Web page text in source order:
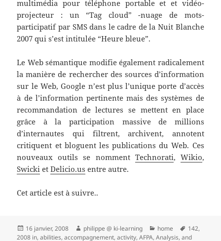
multimédia pour téléphone portable et et vidéo-
projecteur : un “Tag cloud” -nuage de mots-
participatif par SMS dans le cadre de la Nuit Blanche
2007 qui s’est intitulée “Heure bleue”.
Le Web sémantique modifie également radicalement
la manière de rechercher des sources d’information
sur le Web, Google n’est plus l’unique porte d’accès
à de l’information pertinente mais des systèmes de
recommandation de lectures se mettent en place
grâce à la participation massive de millions
d’internautes qui filtrent, archivent, annotent
critiquent et bloguent les publications du Web. Ces
nouveaux outils se nomment Technorati, Wikio,
Swicki etDelicio.us entre autre.
Cet article est à suivre..
Publié
le
16 janvier, 2008 Auteur
philippe @ ki-learning Catégories
home
Mots-
clés
142,
2008 in,abilities,accompagnement,activity,AFPA,Analysis,and